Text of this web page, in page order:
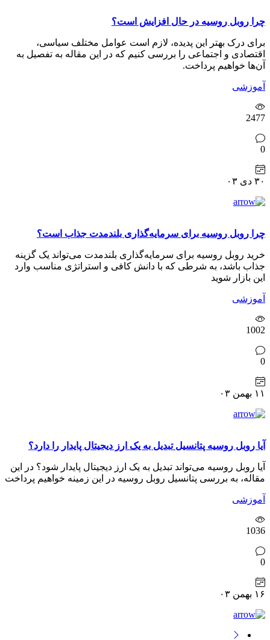
چرا روبل روسیه در حال افزایش است؟
برای درک بهتر این پدیده، لازم است عوامل مختلف سیاسی،
اقتصادی و اجتماعی را بررسی کنیم که در این مقاله به تفصیل به
آن‌ها خواهیم پرداخت.
آموزشی
2477
0
۳۰ دی ۰۳
چرا روبل روسیه برای سرمایه‌گذاری بلندمدت جذاب است؟
خرید روبل روسیه برای سرمایه‌گذاری بلندمدت می‌تواند یک گزینه
جذاب باشد، به شرطی که با دانش کافی و استراتژی مناسب وارد
این بازار شوید
آموزشی
1002
0
۱۱ بهمن ۰۳
آیا روبل روسیه پتانسیل تبدیل به یک ارز دیجیتال پایدار را دارد؟
آیا روبل روسیه می‌تواند تبدیل به یک ارز دیجیتال پایدار شود؟ در این
مقاله، به بررسی پتانسیل روبل روسیه در این زمینه خواهیم پرداخت
آموزشی
1036
0
۱۶ بهمن ۰۳